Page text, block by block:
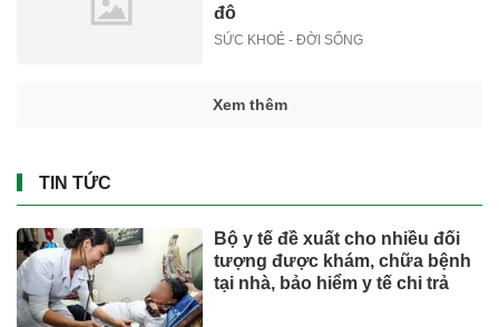
đô
SỨC KHOẺ - ĐỜI SỐNG
Xem thêm
TIN TỨC
Bộ y tế đề xuất cho nhiều đối
tượng được khám, chữa bệnh
tại nhà, bảo hiểm y tế chi trả